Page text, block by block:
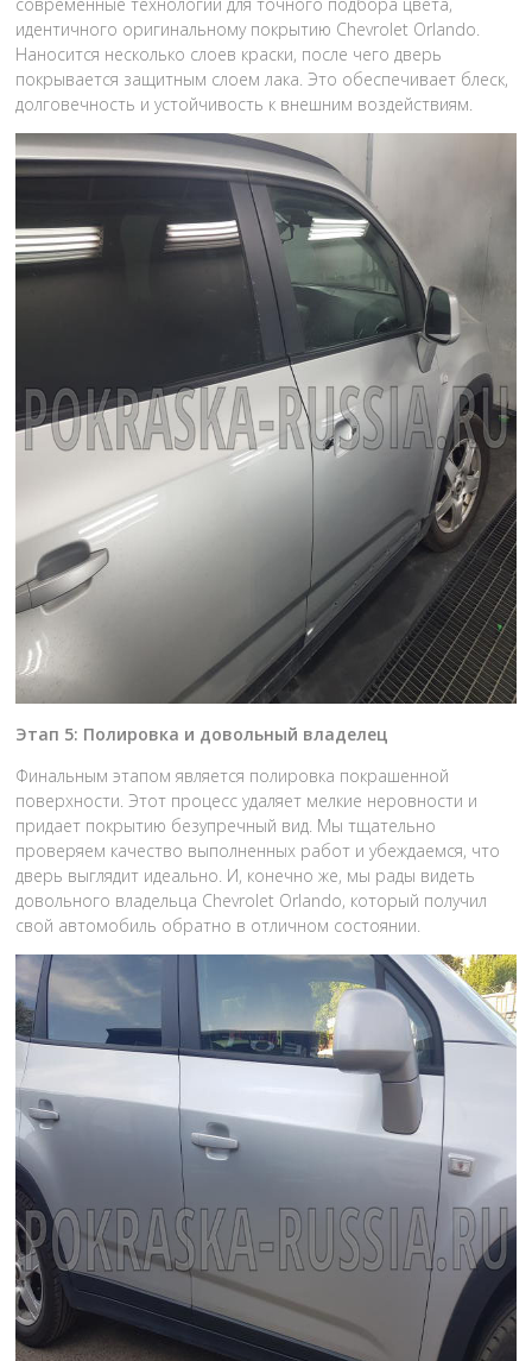
идентичного оригинальному покрытию Chevrolet Orlando.
Наносится несколько слоев краски, после чего дверь
покрывается защитным слоем лака. Это обеспечивает блеск,
долговечность и устойчивость к внешним воздействиям.
Этап 5: Полировка и довольный владелец
Финальным этапом является полировка покрашенной
поверхности. Этот процесс удаляет мелкие неровности и
придает покрытию безупречный вид. Мы тщательно
проверяем качество выполненных работ и убеждаемся, что
дверь выглядит идеально. И, конечно же, мы рады видеть
довольного владельца Chevrolet Orlando, который получил
свой автомобиль обратно в отличном состоянии.